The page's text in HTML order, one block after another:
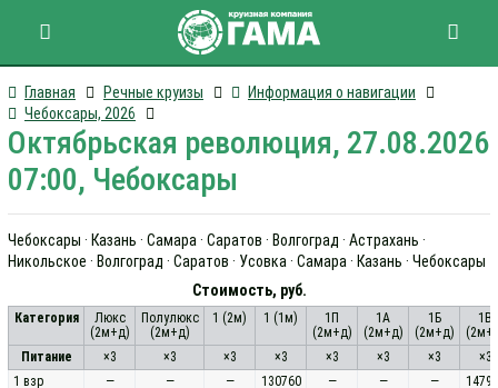
Главная Речные круизы
Информация о навигации
Чебоксары, 2026
Октябрьская революция, 27.08.2026
07:00, Чебоксары
Чебоксары · Казань · Самара · Саратов · Волгоград · Астрахань ·
Никольское · Волгоград · Саратов · Усовка · Самара · Казань · Чебоксары
Стоимость, руб.
Категория
Люкс
(2м+д)
Полулюкс
(2м+д)
1 (2м) 1 (1м)
1П
(2м+д)
1А
(2м+д)
1Б
(2м+д)
1В
Питание
×3 ×3 ×3 ×3 ×3 ×3 ×3
×3
1 взр
— — — 130760 — — —